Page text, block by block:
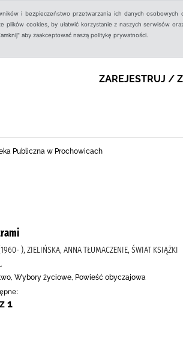
i bezpieczeństwo przetwarzania ich danych
plików cookies, by ułatwić korzystanie z naszych serwisów
aby zaakceptować naszą politykę prywatności.
ZAREJESTRUJ /
Publiczna w Prochowicach
), ZIELIŃSKA, ANNA TŁUMACZENIE, ŚWIAT KSIĄŻKI
Wybory życiowe, Powieść obyczajowa
1